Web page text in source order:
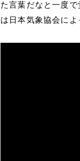
た言葉だなと一度
は日本気象協会によ